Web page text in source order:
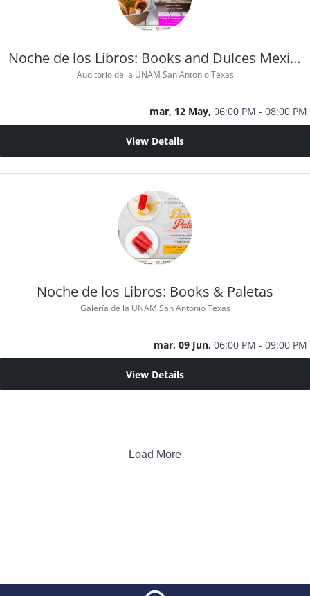
Noche de los Libros: Books and Dulces Mexicanos
Auditorio de la UNAM San Antonio Texas
mar, 12 May, 06:00 PM - 08:00 PM
View Details
Noche de los Libros: Books & Paletas
Galería de la UNAM San Antonio Texas
mar, 09 Jun, 06:00 PM - 09:00 PM
View Details
Load More